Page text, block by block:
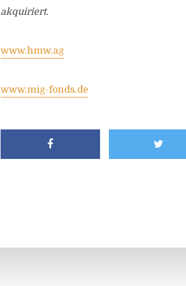
akquiriert.
www.hmw.ag
www.mig-fonds.de